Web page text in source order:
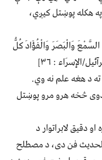
هکله پوښتل کيږي،
وَالْبَصَرَ وَالْفُؤَادَ كُلُّ
الإسرَاء : ۳۶]
د هغه علم نه وي.
دوی څخه هرو مرو پوښتل
دقيق لابراتوار د
فن دی، د مصطلح